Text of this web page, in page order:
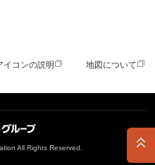
イコンの説明 地図について
All Rights Reserved.